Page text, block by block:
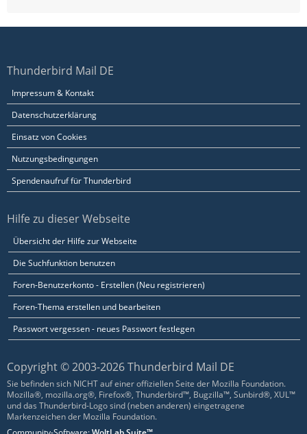
Thunderbird Mail DE
Impressum & Kontakt
Datenschutzerklärung
Einsatz von Cookies
Nutzungsbedingungen
Spendenaufruf für Thunderbird
Hilfe zu dieser Webseite
Übersicht der Hilfe zur Webseite
Die Suchfunktion benutzen
Foren-Benutzerkonto - Erstellen (Neu registrieren)
Foren-Thema erstellen und bearbeiten
Passwort vergessen - neues Passwort festlegen
Copyright © 2003-2026 Thunderbird Mail DE
Sie befinden sich NICHT auf einer offiziellen Seite der Mozilla Foundation.
Mozilla®, mozilla.org®, Firefox®, Thunderbird™, Bugzilla™, Sunbird®, XUL™
und das Thunderbird-Logo sind (neben anderen) eingetragene
Markenzeichen der Mozilla Foundation.